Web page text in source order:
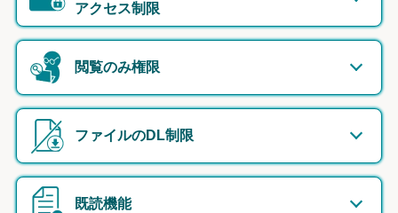
アクセス制限
閲覧のみ権限
ファイルのDL制限
既読機能